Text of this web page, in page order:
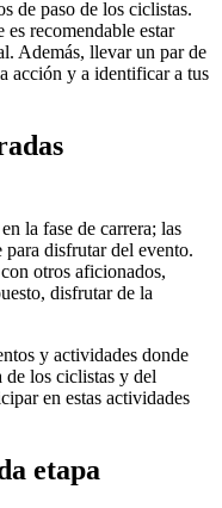
de paso de los ciclistas.
es recomendable estar
Además, llevar un par de
acción y a identificar a tus
la fase de carrera; las
para disfrutar del evento.
otros aficionados,
disfrutar de la
y actividades donde
de los ciclistas y del
en estas actividades
etapa